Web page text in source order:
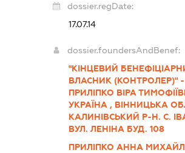
dossier.regDate:
17.07.14
dossier.foundersAndBenef:
"КІНЦЕВИЙ
ВЛАСНИК (КОНТРОЛЕР)" -
ПРИЛІПКО ВІРА
УКРАЇНА , ВІННИЦЬКА
КАЛИНІВСЬКИЙ Р-Н. С.
ВУЛ. ЛЕНІНА БУД. 108
ПРИЛІПКО АННА